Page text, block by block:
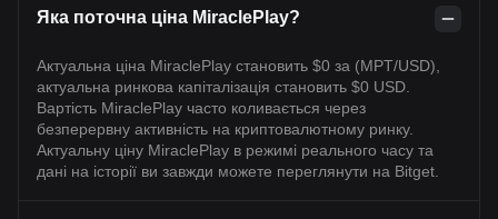
Яка поточна ціна MiraclePlay?
Актуальна ціна MiraclePlay становить $0 за (MPT/USD),
актуальна ринкова капіталізація становить $0 USD.
Вартість MiraclePlay часто коливається через
безперервну активність на криптовалютному ринку.
Актуальну ціну MiraclePlay в режимі реального часу та
дані на історії ви завжди можете переглянути на Bitget.